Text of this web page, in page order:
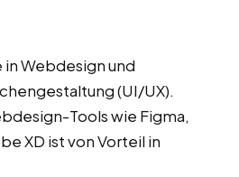
Webdesign und
(UI/UX).
Tools wie Figma,
XD ist von Vorteil in